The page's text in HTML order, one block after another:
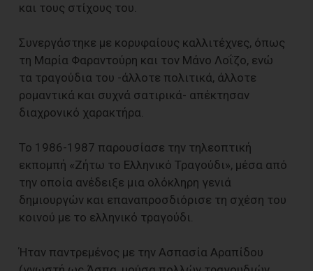
και τους στίχους του.
Συνεργάστηκε με κορυφαίους καλλιτέχνες, όπως
τη Μαρία Φαραντούρη και τον Μάνο Λοΐζο, ενώ
τα τραγούδια του -άλλοτε πολιτικά, άλλοτε
ρομαντικά και συχνά σατιρικά- απέκτησαν
διαχρονικό χαρακτήρα.
Το 1986-1987 παρουσίασε την τηλεοπτική
εκπομπή «Ζήτω το Ελληνικό Τραγούδι», μέσα από
την οποία ανέδειξε μια ολόκληρη γενιά
δημιουργών και επαναπροσδιόρισε τη σχέση του
κοινού με το ελληνικό τραγούδι.
Ήταν παντρεμένος με την Ασπασία Αραπίδου